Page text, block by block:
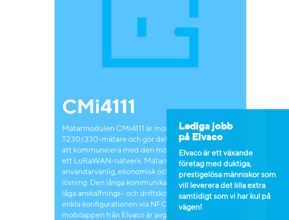
Lediga tjänster
Lediga jobb
på Elvaco
Elvaco är ett växande
företag med duktiga,
prestigelösa människor som
vill leverera det lilla extra
samtidigt som vi har kul på
vägen!
CMi4111
Mätarmodulen CMi4111 är monterad i en L+G
T230/330-mätare och gör det möjligt för mätaren
att kommunicera med den mottagande servern via
ett LoRaWAN-nätverk. Mätarmodulen är en
användarvänlig, ekonomisk och energieffektiv
lösning. Den långa kommunikationsräckvidden, de
låga anskaffnings- och driftskostnaderna samt den
enkla konfigurationen via NFC med OTC-
mobilappen från Elvaco är avgörande fördelar.